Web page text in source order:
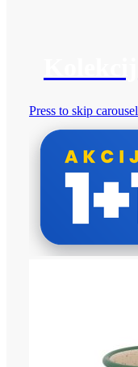
Press to skip carousel